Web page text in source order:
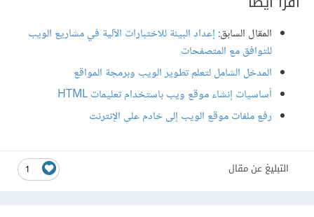
المقال السابق: إعداد البيئة للاختبارات الآلية في مشاريع الويب
للتوافق مع المتصفحات
المدخل الشامل لتعلم تطوير الويب وبرمجة المواقع
أساسيات إنشاء موقع ويب باستخدام تعليمات HTML
رفع ملفات موقع الويب إلى خادم على الإنترنت
1 التبليغ عن مقال